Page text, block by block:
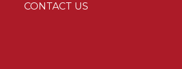
CONTACT US